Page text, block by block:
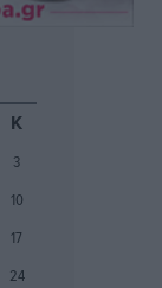
Κ
3
10
17
24